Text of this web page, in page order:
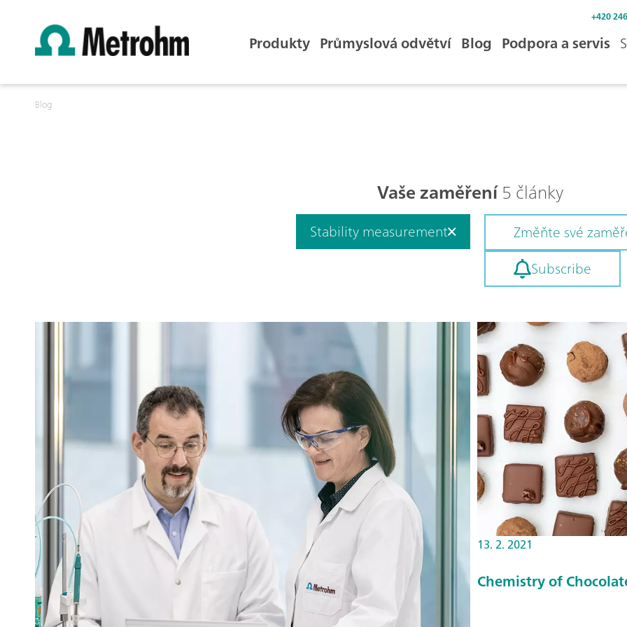
+420
Produkty Průmyslová odvětví Blog Podpora a servis
Blog
Vaše zaměření5 články
Stability measurement
Změňte své
Subscribe
13. 2. 2021
Chemistry of